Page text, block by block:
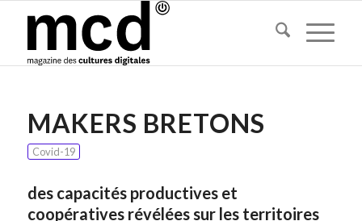
MAKERS BRETONS
Covid-19
des capacités productives et
coopératives révélées sur les territoires